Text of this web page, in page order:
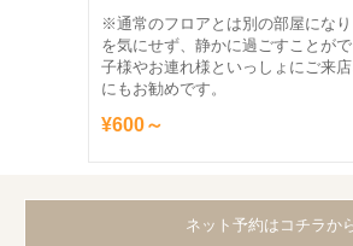
※通常のフロアとは別の部屋になり
を気にせず、静かに過ごすことが
子様やお連れ様といっしょにご来
にもお勧めです。
¥600～
ネット予約はコチラか